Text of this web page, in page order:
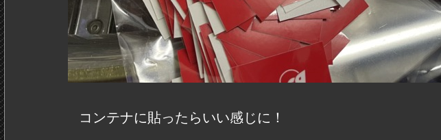
コンテナに貼ったらいい感じに！